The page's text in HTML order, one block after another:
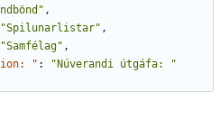
,
"Spilunarlistar" ,
"Samfélag" ,
" :
"Núverandi útgáfa: "